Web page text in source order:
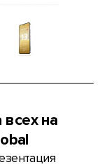
всех на